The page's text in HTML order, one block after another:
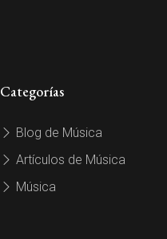
Categorías
Blog de Música
Artículos de Música
Música